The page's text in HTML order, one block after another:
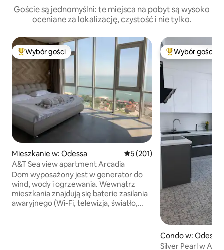
Goście są jednomyślni: te miejsca na pobyt są wysoko
oceniane za lokalizację, czystość i nie tylko.
Najpopularniejsze z kategorii Wybór gości
Wybór gości
Mieszkanie w: Odessa Średnia ocena: 5 na 5, liczba
5 (201)
A&T Sea view apartment Arcadia
Dom wyposażony jest w generator do
wind, wody i ogrzewania. Wewnątrz
mieszkania znajdują się baterie zasilania
awaryjnego (Wi-Fi, telewizja, światło,
Wybór gości
Condo w: Odessa
Silver Pearl w